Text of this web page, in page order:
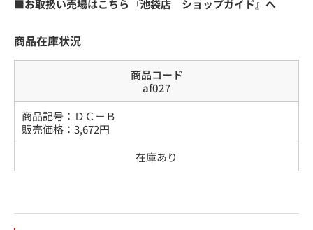
■お取扱い売場はこちら『池袋店 ショップガイド』へ
商品在庫状況
商品コード
af027
商品記号： ＤＣ－Ｂ
販売価格： 3,672円
在庫あり